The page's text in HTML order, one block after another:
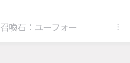
召喚石：ユーフォー